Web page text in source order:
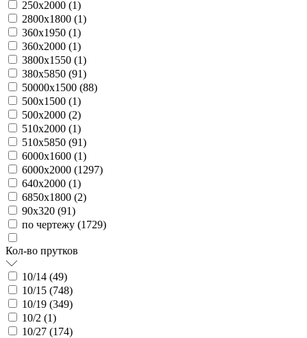
250х2000 (1)
2800х1800 (1)
360х1950 (1)
360х2000 (1)
3800х1550 (1)
380х5850 (91)
50000х1500 (88)
500х1500 (1)
500х2000 (2)
510х2000 (1)
510х5850 (91)
6000х1600 (1)
6000х2000 (1297)
640х2000 (1)
6850х1800 (2)
90х320 (91)
по чертежу (1729)
Кол-во прутков
10/14 (49)
10/15 (748)
10/19 (349)
10/2 (1)
10/27 (174)